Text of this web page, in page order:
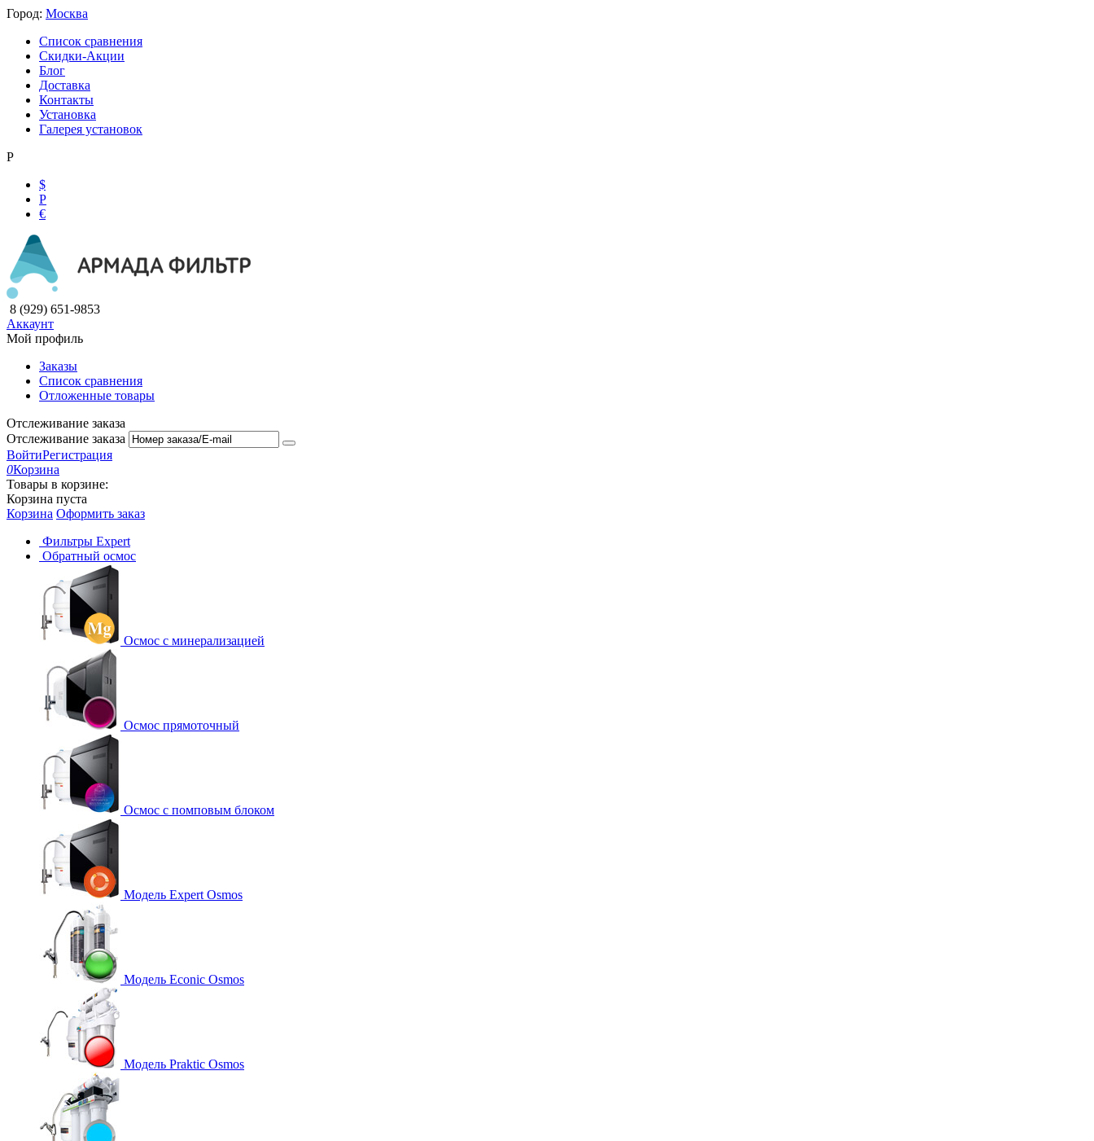
Город: Москва
Список сравнения
Скидки-Акции
Блог
Доставка
Контакты
Установка
Галерея установок
Р
$
Р
€
8 (929) 651-9853
Аккаунт
Мой профиль
Заказы
Список сравнения
Отложенные товары
Отслеживание заказа
Отслеживание заказа
ВойтиРегистрация
0Корзина
Товары в корзине:
Корзина пуста
Корзина Оформить заказ
Фильтры Expert
Обратный осмос
Осмос с минерализацией
Осмос прямоточный
Осмос с помповым блоком
Модель Expert Osmos
Модель Econic Osmos
Модель Praktic Osmos